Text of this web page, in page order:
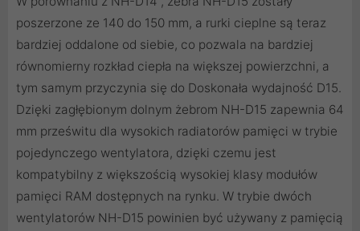
poszerzone ze 140 do 150 mm, a rurki cieplne są teraz
bardziej oddalone od siebie, co pozwala na bardziej
równomierny rozkład ciepła na większej powierzchni, a
tym samym przyczynia się do Doskonała wydajność D15.
Dzięki zagłębionym dolnym żebrom NH-D15 zapewnia 64
mm prześwitu dla wysokich radiatorów pamięci w trybie
pojedynczego wentylatora, dzięki czemu jest
kompatybilny z większością wysokiej klasy modułów
pamięci RAM dostępnych na rynku. W trybie dwóch
wentylatorów NH-D15 powinien być używany z pamięcią